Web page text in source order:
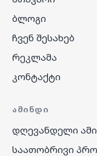
ბლოგი
ჩვენ შესახებ
რეკლამა
კონტაქტი
ᲐᲛᲘᲜᲓᲘ
დღევანდელი
საათობრივი